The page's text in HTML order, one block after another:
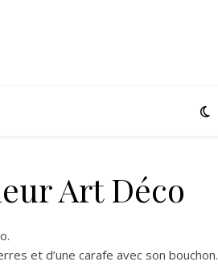
Art Déco
et d’une carafe avec son bouchon.